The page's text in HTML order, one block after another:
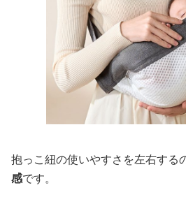
抱っこ紐の使いやすさを左右する
感です。